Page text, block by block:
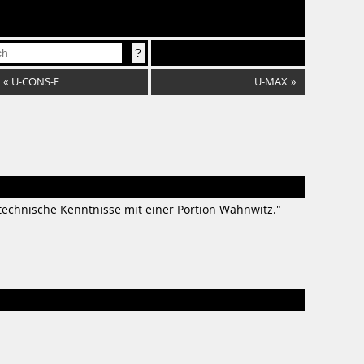
« U-CONS-E U-MAX »
Kenntnisse mit einer Portion Wahnwitz."